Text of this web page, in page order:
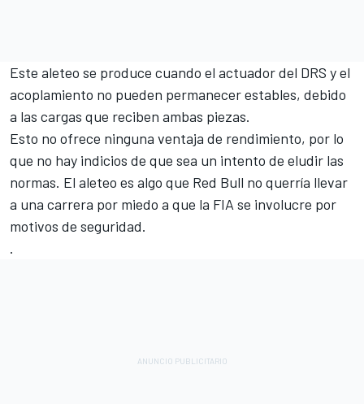
Este aleteo se produce cuando el actuador del DRS y el
acoplamiento no pueden permanecer estables, debido
a las cargas que reciben ambas piezas.
Esto no ofrece ninguna ventaja de rendimiento, por lo
que no hay indicios de que sea un intento de eludir las
normas. El aleteo es algo que Red Bull no querría llevar
a una carrera por miedo a que la FIA se involucre por
motivos de seguridad.
.